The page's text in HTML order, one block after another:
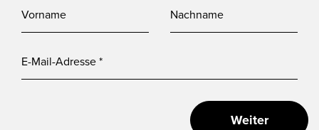
Weiter